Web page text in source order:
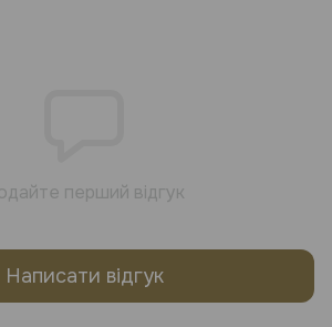
перший відгук
Написати відгук